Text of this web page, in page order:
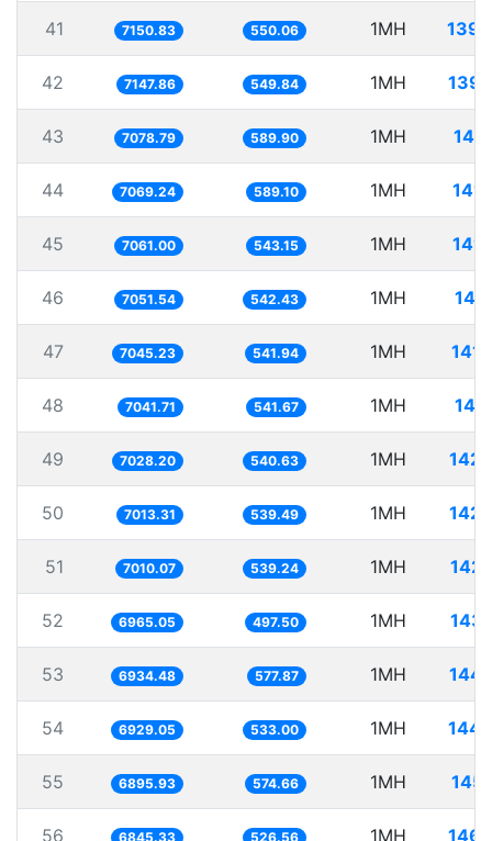
41 7150.83 550.06 1MH
42 7147.86 549.84 1MH
43 7078.79 589.90 1MH
44 7069.24 589.10 1MH
45 7061.00 543.15 1MH
46 7051.54 542.43 1MH
47 7045.23 541.94 1MH
48 7041.71 541.67 1MH
49 7028.20 540.63 1MH
50 7013.31 539.49 1MH
51 7010.07 539.24 1MH
52 6965.05 497.50 1MH
53 6934.48 577.87 1MH
54 6929.05 533.00 1MH
55 6895.93 574.66 1MH
56 6845.33 526.56 1MH